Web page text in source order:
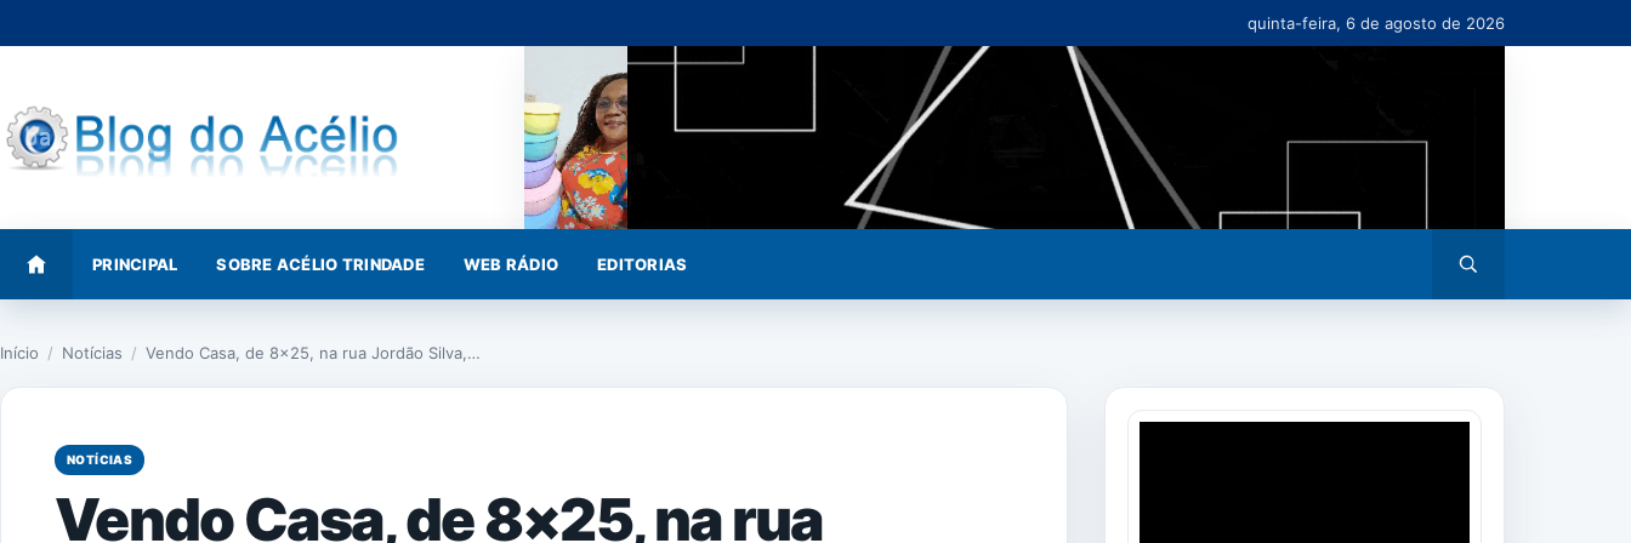
para
conteúdo
quinta-feira, 6 de agosto de 2026
PRINCIPAL SOBRE ACÉLIO TRINDADE WEB RÁDIO EDITORIAS
busca
Início / Notícias / Vendo Casa, de 8×25, na rua Jordão Silva,…
NOTÍCIAS
Vendo Casa, de 8×25, na rua